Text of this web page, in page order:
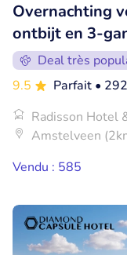
Overnachting
ontbijt en 3-
Deal très
9.5
Parfait •
Radisson Hotel
Amstelveen
Vendu : 585